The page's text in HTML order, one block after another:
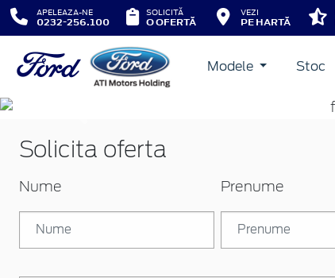
APELEAZA-NE
0232-256.100
SOLICITĂ
O OFERTĂ
VEZI
PE HARTĂ
Modele Stoc
Solicita oferta
Nume Prenume